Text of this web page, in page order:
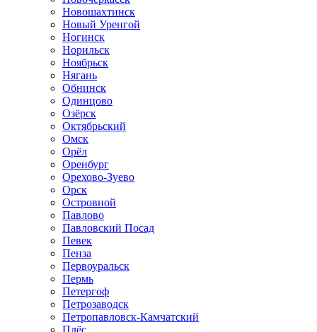
Новошахтинск
Новый Уренгой
Ногинск
Норильск
Ноябрьск
Нягань
Обнинск
Одинцово
Озёрск
Октябрьский
Омск
Орёл
Оренбург
Орехово-Зуево
Орск
Островной
Павлово
Павловский Посад
Певек
Пенза
Первоуральск
Пермь
Петергоф
Петрозаводск
Петропавловск-Камчатский
Плёс